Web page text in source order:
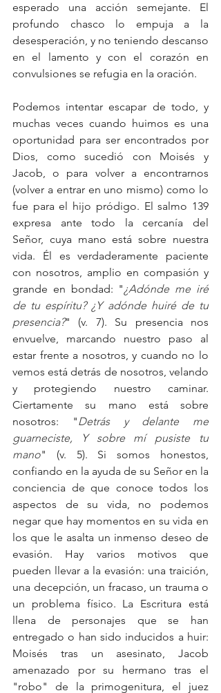
esperado una acción semejante. El
profundo chasco lo empuja a la
desesperación, y no teniendo descanso
en el lamento y con el corazón en
convulsiones se refugia en la oración.
Podemos intentar escapar de todo, y
muchas veces cuando huimos es una
oportunidad para ser encontrados por
Dios, como sucedió con Moisés y
Jacob, o para volver a encontrarnos
(volver a entrar en uno mismo) como lo
fue para el hijo pródigo. El salmo 139
expresa ante todo la cercanía del
Señor, cuya mano está sobre nuestra
vida. Él es verdaderamente paciente
con nosotros, amplio en compasión y
grande en bondad: "¿Adónde me iré
de tu espíritu? ¿Y adónde huiré de tu
presencia?" (v. 7). Su presencia nos
envuelve, marcando nuestro paso al
estar frente a nosotros, y cuando no lo
vemos está detrás de nosotros, velando
y protegiendo nuestro caminar.
Ciertamente su mano está sobre
nosotros: "Detrás y delante me
guarneciste, Y sobre mí pusiste tu
mano" (v. 5). Si somos honestos,
confiando en la ayuda de su Señor en la
conciencia de que conoce todos los
aspectos de su vida, no podemos
negar que hay momentos en su vida en
los que le asalta un inmenso deseo de
evasión. Hay varios motivos que
pueden llevar a la evasión: una traición,
una decepción, un fracaso, un trauma o
un problema físico. La Escritura está
llena de personajes que se han
entregado o han sido inducidos a huir:
Moisés tras un asesinato, Jacob
amenazado por su hermano tras el
"robo" de la primogenitura, el juez